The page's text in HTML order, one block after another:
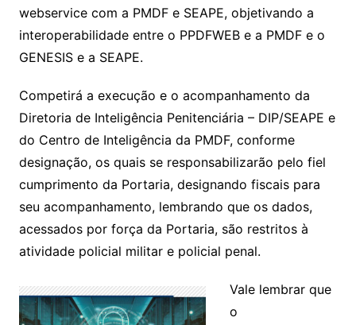
webservice com a PMDF e SEAPE, objetivando a
interoperabilidade entre o PPDFWEB e a PMDF e o
GENESIS e a SEAPE.
Competirá a execução e o acompanhamento da
Diretoria de Inteligência Penitenciária – DIP/SEAPE e
do Centro de Inteligência da PMDF, conforme
designação, os quais se responsabilizarão pelo fiel
cumprimento da Portaria, designando fiscais para
seu acompanhamento, lembrando que os dados,
acessados por força da Portaria, são restritos à
atividade policial militar e policial penal.
Vale lembrar que
o